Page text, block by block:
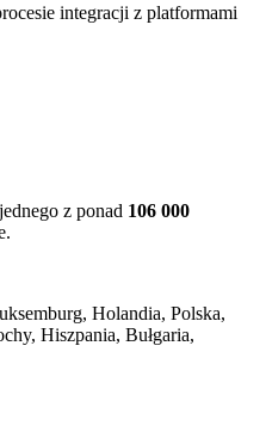
integracji z platformami
z ponad 106 000
Holandia, Polska,
Hiszpania, Bułgaria,